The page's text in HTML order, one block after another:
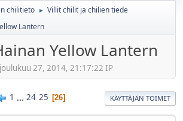
chilitieto ► Villit chilit ja chilien tiede
Lantern
Yellow Lantern
27, 2014, 21:17:22 IP
1 ... 24 25 26 KÄYTTÄJÄN TOIMET